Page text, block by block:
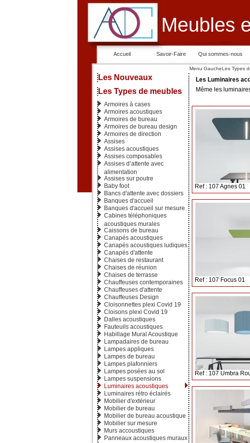
Meubles
Accueil Savoir-Faire Qui sommes-nous
Les Nouveaux
Les Types de meubles
Armoires à cases
Armoires acoustiques
Armoires de bureau
Armoires de bureau design
Armoires de direction
Assises
Assises acoustiques
Assises composables
Assises d’attente avec
alimentation
Assises sur poutre
Baby foot
Bancs d'attente avec dossiers
Banques d'accueil
Banques d'accueil sur mesure
Cabines téléphoniques
acoustiques murales
Caissons de bureau
Canapés acoustiques
Canapés acoustiques ludiques
Canapés d'attente
Chaises de restaurant
Chaises de réunion
Chaises de terrasse
Chauffeuses contemporaines
Chauffeuses d'attente
Chauffeuses Design
Cloisonnettes plexi Covid 19
Cloisons plexi Covid 19
Dalles acoustiques
Fauteuils acoustiques
Habillage Mural Acoustique
Lampadaires de bureau
Lampes appliques
Lampes de bureau
Lampes plafonniers
Lampes posées au sol
Lampes suspensions
Luminaires acoustiques
Luminaires rétro éclairés
Mobilier d'extérieur
Mobilier de bureau
Mobilier de bureau acoustique
Mobilier sur mesure
Murs accoustiques
Panneaux acoustiques muraux
Menu GaucheLes Types
Les Luminaires
Même les
Ref : 107 Agnes 01
Ref : 107 Focus 01
Ref : 107 Umbra